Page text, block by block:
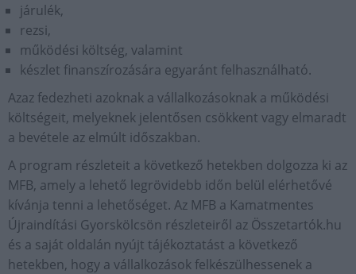
járulék,
rezsi,
működési költség, valamint
készlet finanszírozására egyaránt felhasználható.
Azaz fedezheti azoknak a vállalkozásoknak a működési
költségeit, melyeknek jelentősen csökkent vagy elmaradt
a bevétele az elmúlt időszakban.
A program részleteit a következő hetekben dolgozza ki az
MFB, amely a lehető legrövidebb időn belül elérhetővé
kívánja tenni a lehetőséget. Az MFB a Kamatmentes
Újraindítási Gyorskölcsön részleteiről az Összetartók.hu
és a saját oldalán nyújt tájékoztatást a következő
hetekben, hogy a vállalkozások felkészülhessenek a